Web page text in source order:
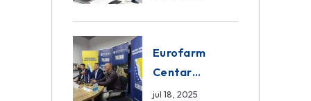
Eurofarm
Centar
Poliklinika i
jul 18, 2025